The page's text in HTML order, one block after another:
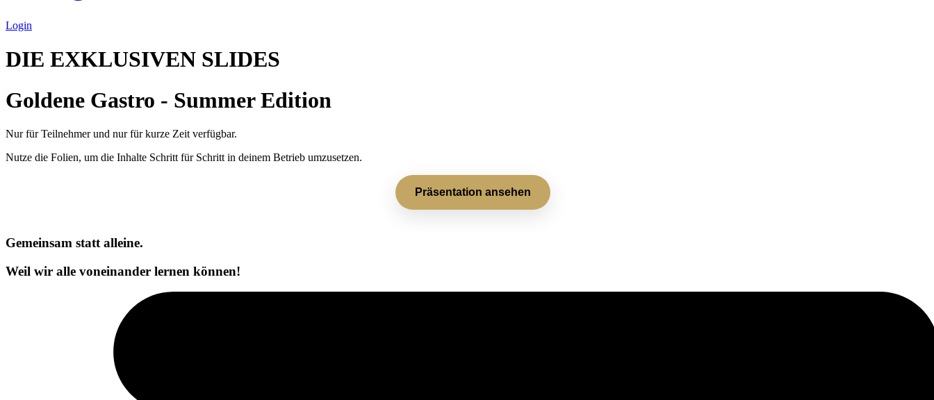
Login
DIE EXKLUSIVEN SLIDES
Goldene Gastro - Summer Edition
Nur für Teilnehmer und nur für kurze Zeit verfügbar.
Nutze die Folien, um die Inhalte Schritt für Schritt in deinem Betrieb umzusetzen.
Präsentation ansehen
Gemeinsam statt alleine.
Weil wir alle voneinander lernen können!